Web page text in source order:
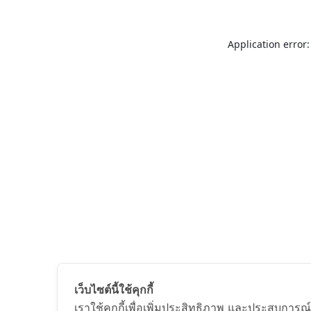
Application
เว็บไซต์นี้ใช้คุกกี้
เราใช้คุกกี้เพื่อเพิ่มประสิทธิภาพ และประสบกา